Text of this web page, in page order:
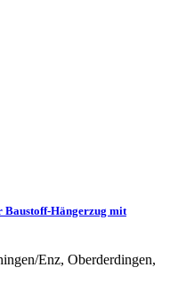
Hängerzug mit
Enz, Oberderdingen,